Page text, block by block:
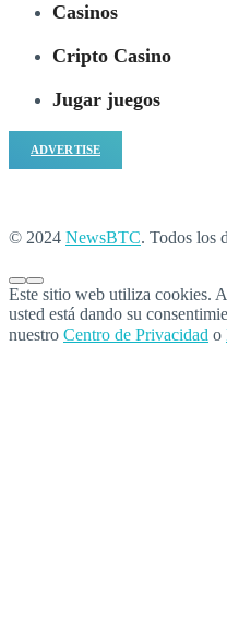
Casinos
Cripto Casino
Jugar juegos
ADVERTISE
© 2024 NewsBTC. Todos los
Este sitio web utiliza cookies.
usted está dando su
nuestro Centro de Privacidad o